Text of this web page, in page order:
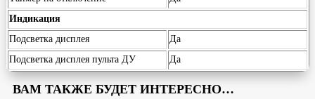
Индикация
Подсветка дисплея
Да
Подсветка дисплея пульта ДУ
Да
ВАМ ТАКЖЕ БУДЕТ ИНТЕРЕСНО…